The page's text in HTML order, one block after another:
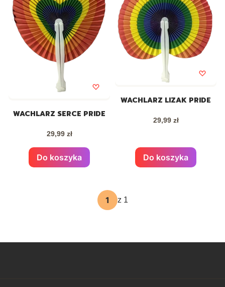
WACHLARZ SERCE PRIDE
Cena
29,99 zł
Do koszyka
WACHLARZ LIZAK PRIDE
Cena
29,99 zł
Do koszyka
z 1